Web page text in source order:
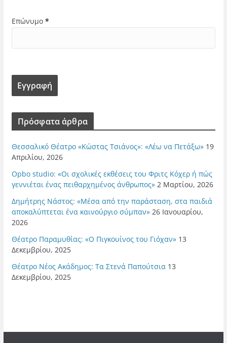
Επώνυμο *
Πρόσφατα άρθρα
Θεσσαλικό Θέατρο «Κώστας Τσιάνος»: «Λέω να Πετάξω» 19
Απριλίου, 2026
Opbo studio: «Οι σχολικές εκθέσεις του Φριτς Κόχερ ή πώς
γεννιέται ένας πειθαρχημένος άνθρωπος» 2 Μαρτίου, 2026
Δημήτρης Νάστος: «Μέσα από την παράσταση, στα παιδιά
αποκαλύπτεται ένα καινούργιο σύμπαν» 26 Ιανουαρίου,
2026
Θέατρο Παραμυθίας: «Ο Πιγκουίνος του Γιόχαν» 13
Δεκεμβρίου, 2025
Θέατρο Νέος Ακάδημος: Τα Στενά Παπούτσια 13
Δεκεμβρίου, 2025